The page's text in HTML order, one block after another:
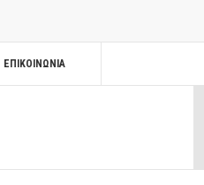
ΕΠΙΚΟΙΝΩΝΊΑ